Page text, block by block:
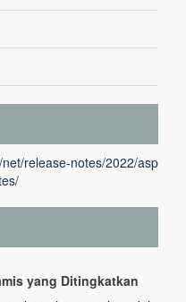
release-notes/2022/asp
yang Ditingkatkan